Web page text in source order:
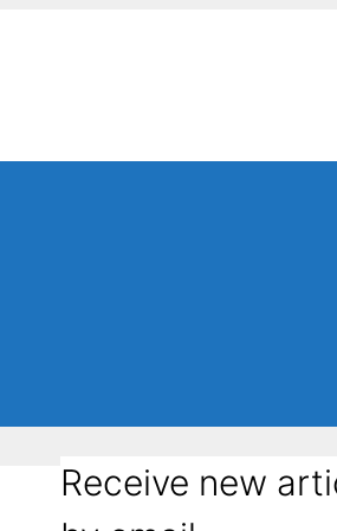
Receive new